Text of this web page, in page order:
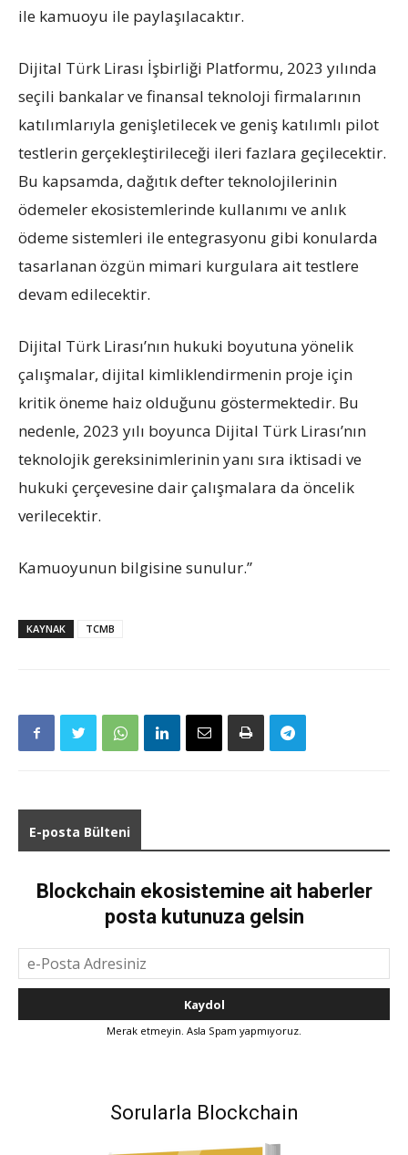
ile kamuoyu ile paylaşılacaktır.
Dijital Türk Lirası İşbirliği Platformu, 2023 yılında
seçili bankalar ve finansal teknoloji firmalarının
katılımlarıyla genişletilecek ve geniş katılımlı pilot
testlerin gerçekleştirileceği ileri fazlara geçilecektir.
Bu kapsamda, dağıtık defter teknolojilerinin
ödemeler ekosistemlerinde kullanımı ve anlık
ödeme sistemleri ile entegrasyonu gibi konularda
tasarlanan özgün mimari kurgulara ait testlere
devam edilecektir.
Dijital Türk Lirası’nın hukuki boyutuna yönelik
çalışmalar, dijital kimliklendirmenin proje için
kritik öneme haiz olduğunu göstermektedir. Bu
nedenle, 2023 yılı boyunca Dijital Türk Lirası’nın
teknolojik gereksinimlerinin yanı sıra iktisadi ve
hukuki çerçevesine dair çalışmalara da öncelik
verilecektir.
Kamuoyunun bilgisine sunulur.”
KAYNAK TCMB
E-posta Bülteni
Blockchain ekosistemine ait haberler
posta kutunuza gelsin
Merak etmeyin. Asla Spam yapmıyoruz.
Sorularla Blockchain